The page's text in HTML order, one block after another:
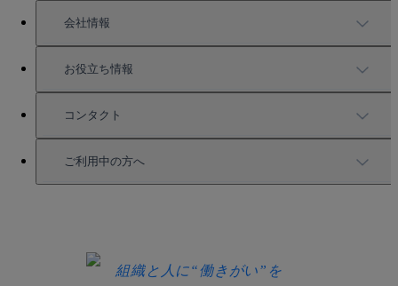
充実したサポート
導入事例
活用方法
会社情報
会社情報
お役立ち情報
お役立ち資料一覧
セミナー情報
コンタクト
サービス資料請求
ご利用中の方へ
組織と人に“働きがい”を